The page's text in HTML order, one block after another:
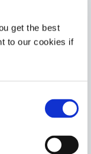
get the best
to our cookies if
die
Diese